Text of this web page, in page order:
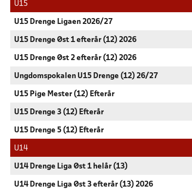
U15
U15 Drenge Ligaen 2026/27
U15 Drenge Øst 1 efterår (12) 2026
U15 Drenge Øst 2 efterår (12) 2026
Ungdomspokalen U15 Drenge (12) 26/27
U15 Pige Mester (12) Efterår
U15 Drenge 3 (12) Efterår
U15 Drenge 5 (12) Efterår
U14
U14 Drenge Liga Øst 1 helår (13)
U14 Drenge Liga Øst 3 efterår (13) 2026